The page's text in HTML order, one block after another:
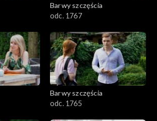
Barwy szczęścia
odc. 1767
Barwy szczęścia
odc. 1765